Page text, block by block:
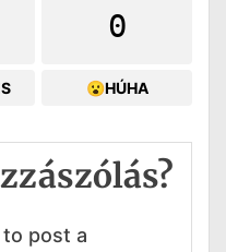
0
😮HÚHA
post a